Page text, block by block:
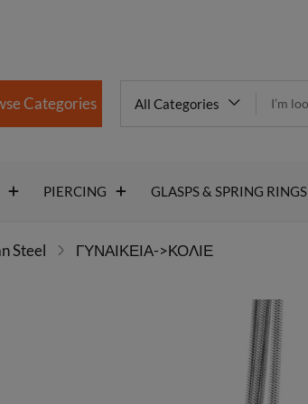
Categories All Categories
PIERCING GLASPS & SPRING RINGS
Steel ΓΥΝΑΙΚΕΙΑ->ΚΟΛΙΕ